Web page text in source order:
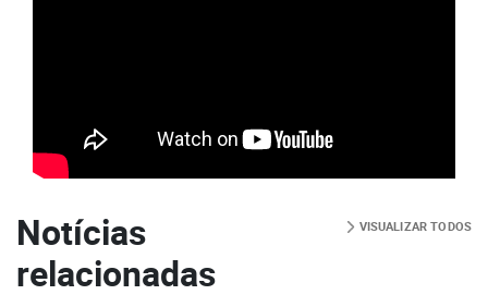
Notícias
relacionadas
VISUALIZAR TODOS